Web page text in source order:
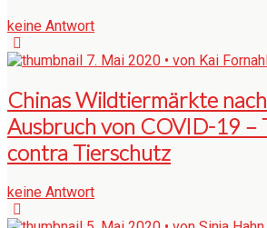
keine Antwort
7. Mai 2020 • von Kai
Chinas Wildtiermärkte
Ausbruch von COVID-19 –
contra Tierschutz
keine Antwort